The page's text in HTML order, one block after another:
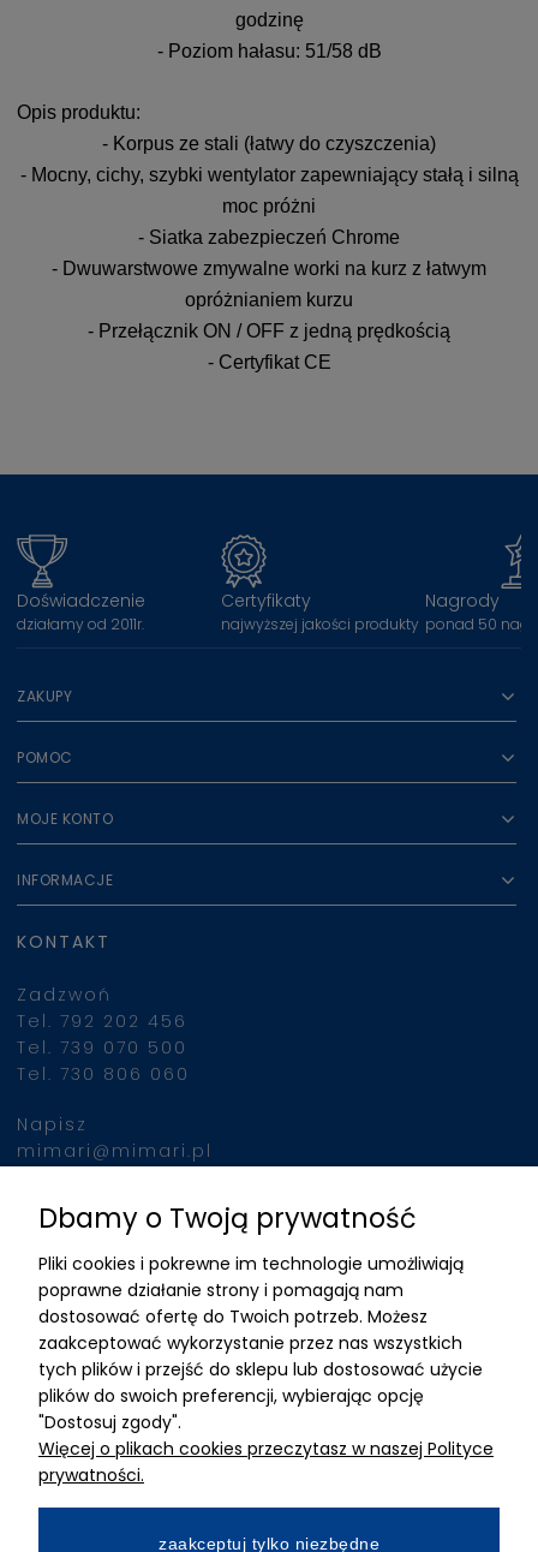
godzinę
- Poziom hałasu: 51/58 dB
Opis produktu:
- Korpus ze stali (łatwy do czyszczenia)
- Mocny, cichy, szybki wentylator zapewniający stałą i silną
moc próżni
- Siatka zabezpieczeń Chrome
- Dwuwarstwowe zmywalne worki na kurz z łatwym
opróżnianiem kurzu
- Przełącznik ON / OFF z jedną prędkością
- Certyfikat CE
Doświadczenie
działamy od 2011r.
Certyfikaty
najwyższej jakości produkty
Nagrody
ponad 50
ZAKUPY
POMOC
MOJE KONTO
INFORMACJE
KONTAKT
Zadzwoń
Tel. 792 202 456
Tel. 739 070 500
Tel. 730 806 060
Napisz
mimari@mimari.pl
Znajdziesz nas
ADRES
MIMARI sp z o.o.
ul. Kurkowa 12
50-210 Wrocław
Dane rejestracyjne
NIP:8982325327
Dbamy o Twoją prywatność
Pliki cookies i pokrewne im technologie umożliwiają
poprawne działanie strony i pomagają nam
dostosować ofertę do Twoich potrzeb. Możesz
zaakceptować wykorzystanie przez nas wszystkich
tych plików i przejść do sklepu lub dostosować użycie
plików do swoich preferencji, wybierając opcję
"Dostosuj zgody".
Więcej o plikach cookies przeczytasz w naszej Polityce
prywatności.
zaakceptuj tylko niezbędne